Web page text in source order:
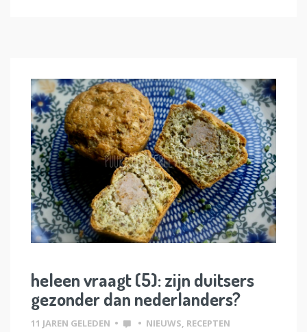
heleen vraagt (5): zijn duitsers
gezonder dan nederlanders?
11 JAREN GELEDEN • • NIEUWS RECEPTEN